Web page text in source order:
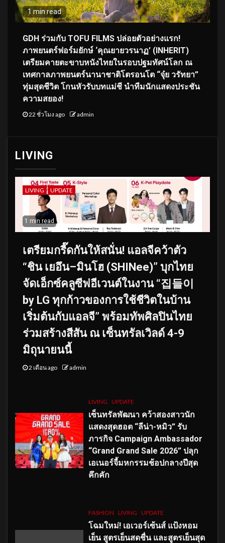
1 min read
GDH ร่วมกับ TOFU FILMS ปล่อยตัวอย่างแรก!
ภาพยนตร์ฟอร์มยักษ์ ‘คุณยายวรนาฏ’ (INHERIT)
เตรียมคายตะขาบหนังไทยในรอบปฐมทัศน์โลก ณ
เทศกาลภาพยนตร์นานาชาติโตรอนโต “จุ๋ย วรัทยา”
ทุ่มสุดชีวิต โกนหัวรับบทแม่ชี นำทีมนักแสดงประชัน
ความสยอง!
22 ชั่วโมง ago admin
LIVING
LIVING UPDATE
1 min read
เตรียมกรี๊ดกันให้สนั่น! แอลจีคว้าตัว
“ชิน เยอึน–มินโฮ (SHINee)” บุกไทย
จัดเอ็กซ์คลูซีฟอีเวนต์ในงาน “집들이
by LG ทุกก้าวของการใช้ชีวิตในบ้าน
เริ่มต้นกับแอลจี” พร้อมทัพศิลปินไทย
ร่วมสร้างสีสัน ณ เซ็นทรัลเวิลด์ 4-9
มิถุนายนนี้
2 เดือน ago admin
LIVING UPDATE
เซ็นทรัลพัฒนา คว้าสองสาวนัก
แสดงสุดฮอต “ลีน่า-หมิว” รับ
ภารกิจ Campaign Ambassador
“Grand Grand Sale 2026” ปลุก
เอเนอร์จี้มหกรรมช้อปกลางปีสุด
คึกคัก
FASHION LIVING UPDATE
โฉมใหม่! เอเวอร์เซ้นส์ แป้งหอม
เย็น สูตรเย็นสดชื่น และสูตรเย็นสุด